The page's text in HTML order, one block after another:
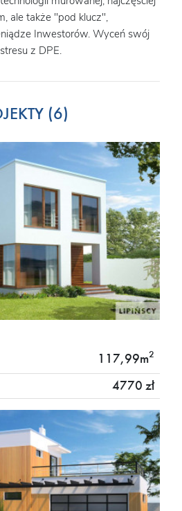
ale także "pod klucz",
Inwestorów. Wyceń swój
z DPE.
(6)
117,99m2
4770 zł